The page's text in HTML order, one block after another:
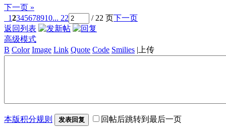
下一页 »
12345678910... 22 / 22 页下一页
返回列表
高级模式
B Color Image Link Quote Code Smilies | 上传
本版积分规则 发表回复 回帖后跳转到最后一页